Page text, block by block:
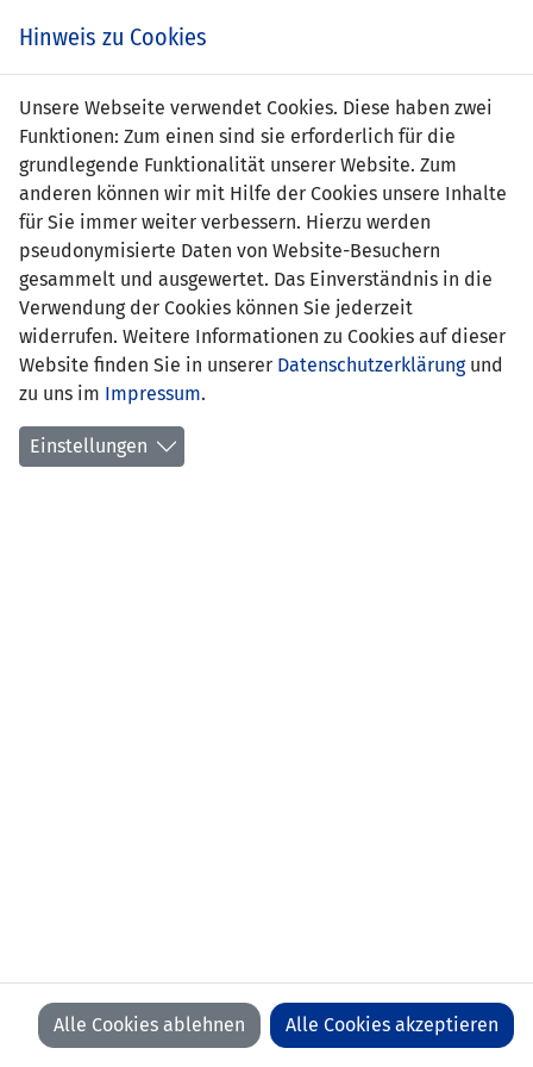
Larissa Vallone
Position: Verteidigung
Geburtsdatum: 15. September 2007
aktueller Verein: FC Balzers
frühere Stationen:
FC Schaan
Liechtenstein Süd / FC Triesen
Anzahl Spiele:
Hinweis zu Cookies
Unsere Webseite verwendet Cookies. Diese haben zwei
Funktionen: Zum einen sind sie erforderlich für die
grundlegende Funktionalität unserer Website. Zum
anderen können wir mit Hilfe der Cookies unsere Inhalte
für Sie immer weiter verbessern. Hierzu werden
pseudonymisierte Daten von Website-Besuchern
gesammelt und ausgewertet. Das Einverständnis in die
Verwendung der Cookies können Sie jederzeit
widerrufen. Weitere Informationen zu Cookies auf dieser
Website finden Sie in unserer Datenschutzerklärungund
zu uns im Impressum.
Einstellungen
Alle Cookies ablehnen Alle Cookies akzeptieren